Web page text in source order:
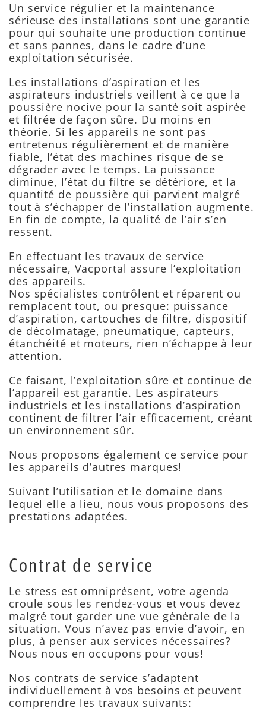
Un service régulier et la maintenance
sérieuse des installations sont une garantie
pour qui souhaite une production continue
et sans pannes, dans le cadre d’une
exploitation sécurisée.
Les installations d’aspiration et les
aspirateurs industriels veillent à ce que la
poussière nocive pour la santé soit aspirée
et filtrée de façon sûre. Du moins en
théorie. Si les appareils ne sont pas
entretenus régulièrement et de manière
fiable, l’état des machines risque de se
dégrader avec le temps. La puissance
diminue, l’état du filtre se détériore, et la
quantité de poussière qui parvient malgré
tout à s’échapper de l’installation augmente.
En fin de compte, la qualité de l’air s’en
ressent.
En effectuant les travaux de service
nécessaire, Vacportal assure l’exploitation
des appareils.
Nos spécialistes contrôlent et réparent ou
remplacent tout, ou presque: puissance
d’aspiration, cartouches de filtre, dispositif
de décolmatage, pneumatique, capteurs,
étanchéité et moteurs, rien n’échappe à leur
attention.
Ce faisant, l’exploitation sûre et continue de
l’appareil est garantie. Les aspirateurs
industriels et les installations d’aspiration
continent de filtrer l’air efficacement, créant
un environnement sûr.
Nous proposons également ce service pour
les appareils d’autres marques!
Suivant l’utilisation et le domaine dans
lequel elle a lieu, nous vous proposons des
prestations adaptées.
Contrat de service
Le stress est omniprésent, votre agenda
croule sous les rendez-vous et vous devez
malgré tout garder une vue générale de la
situation. Vous n’avez pas envie d’avoir, en
plus, à penser aux services nécessaires?
Nous nous en occupons pour vous!
Nos contrats de service s’adaptent
individuellement à vos besoins et peuvent
comprendre les travaux suivants: